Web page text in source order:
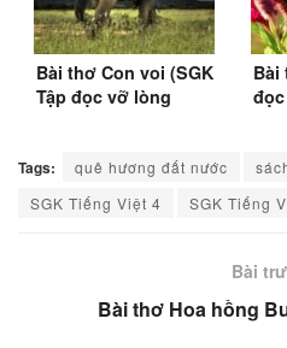
Bài thơ Con voi (SGK
Tập đọc vỡ lòng
Bài
Tags: quê hương đất nước
SGK Tiếng Việt 4
SGK Tiếng
Bài
Bài thơ Hoa hồng